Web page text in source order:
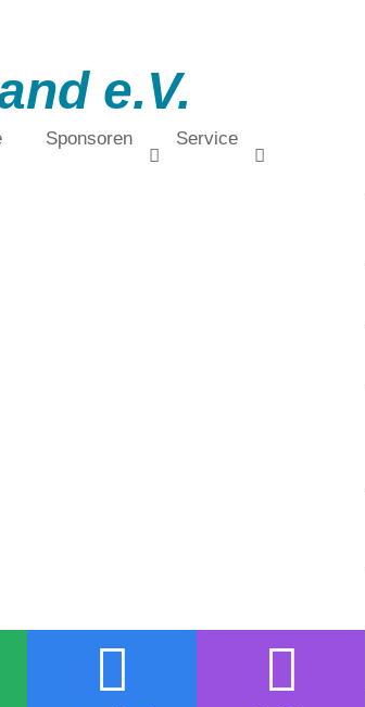
e.V.
Sponsoren Service